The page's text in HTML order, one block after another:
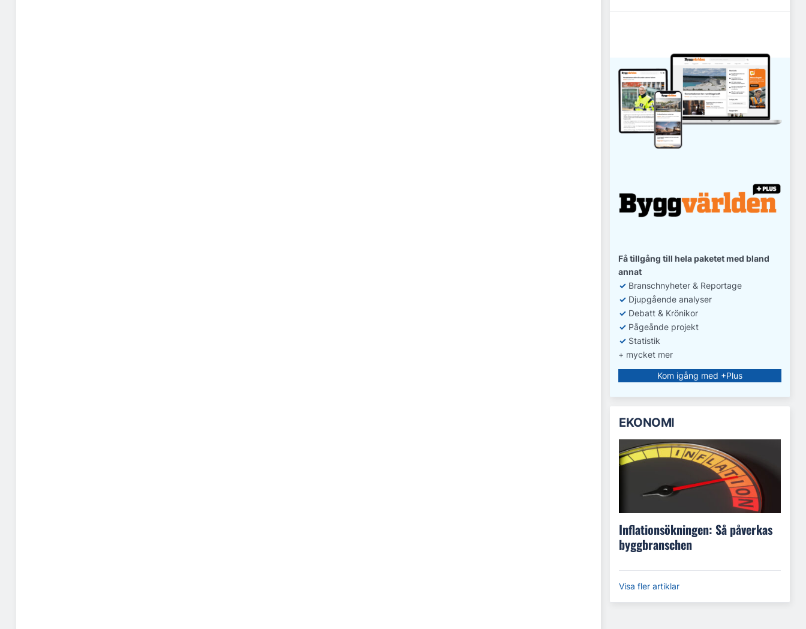
Få tillgång till hela paketet med bland
annat
✓ Branschnyheter & Reportage
✓ Djupgående analyser
✓ Debatt & Krönikor
✓ Pågeånde projekt
✓ Statistik
+ mycket mer
Kom igång med +Plus
EKONOMI
Inflationsökningen: Så påverkas
byggbranschen
Visa fler artiklar